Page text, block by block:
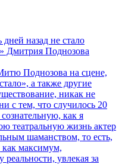
назад не стало
Дмитрия Поднозова
Поднозова на сцене,
а также другие
никак не
с тем, что случилось 20
как я
театральную жизнь актер
шаманством, то есть,
как максимум,
увлекая за